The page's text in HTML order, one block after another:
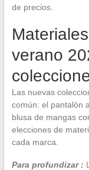
de precios.
verano
Las nuevas
común: el pantalón
blusa de mangas
elecciones de
cada marca.
Para profundizar :